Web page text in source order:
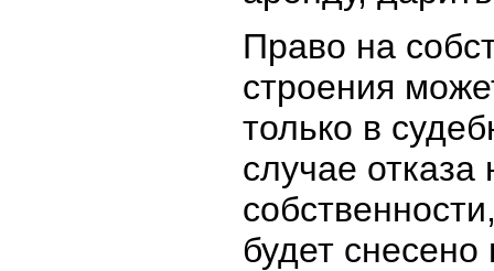
Право на
строения
только в
случае отказа
будет